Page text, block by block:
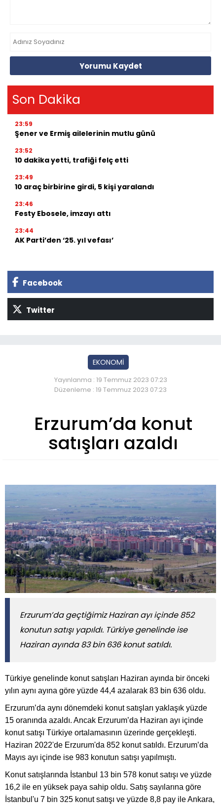
Yorumu Kaydet
Son Dakika
23:59
Şener ve Ermiş ailelerinin mutlu günü
23:52
10 dakika yetti, trafiği felç etti
23:49
10 araç birbirine girdi, 5 kişi yaralandı
23:46
Festy Ebosele, imzayı attı
23:44
AK Parti’den ‘25. yıl vefası’
Facebook
Twitter
EKONOMİ
Yayınlanma : 19 Temmuz 2023 07:23
Düzenleme : 19 Temmuz 2023 07:23
Erzurum’da konut
satışları azaldı
Erzurum’da geçtiğimiz Haziran ayı içinde 852
konutun satışı yapıldı. Türkiye genelinde ise
Haziran ayında 83 bin 636 konut satıldı.
Türkiye genelinde konut satışları Haziran ayında bir önceki
yılın aynı ayına göre yüzde 44,4 azalarak 83 bin 636 oldu.
Erzurum’da aynı dönemdeki konut satışları yaklaşık yüzde
15 oranında azaldı. Ancak Erzurum’da Haziran ayı içinde
konut satışı Türkiye ortalamasının üzerinde gerçekleşti.
Haziran 2022'de Erzurum'da 852 konut satıldı. Erzurum’da
Mayıs ayı içinde ise 983 konutun satışı yapılmıştı.
Konut satışlarında İstanbul 13 bin 578 konut satışı ve yüzde
16,2 ile en yüksek paya sahip oldu. Satış sayılarına göre
İstanbul'u 7 bin 325 konut satışı ve yüzde 8,8 pay ile Ankara,